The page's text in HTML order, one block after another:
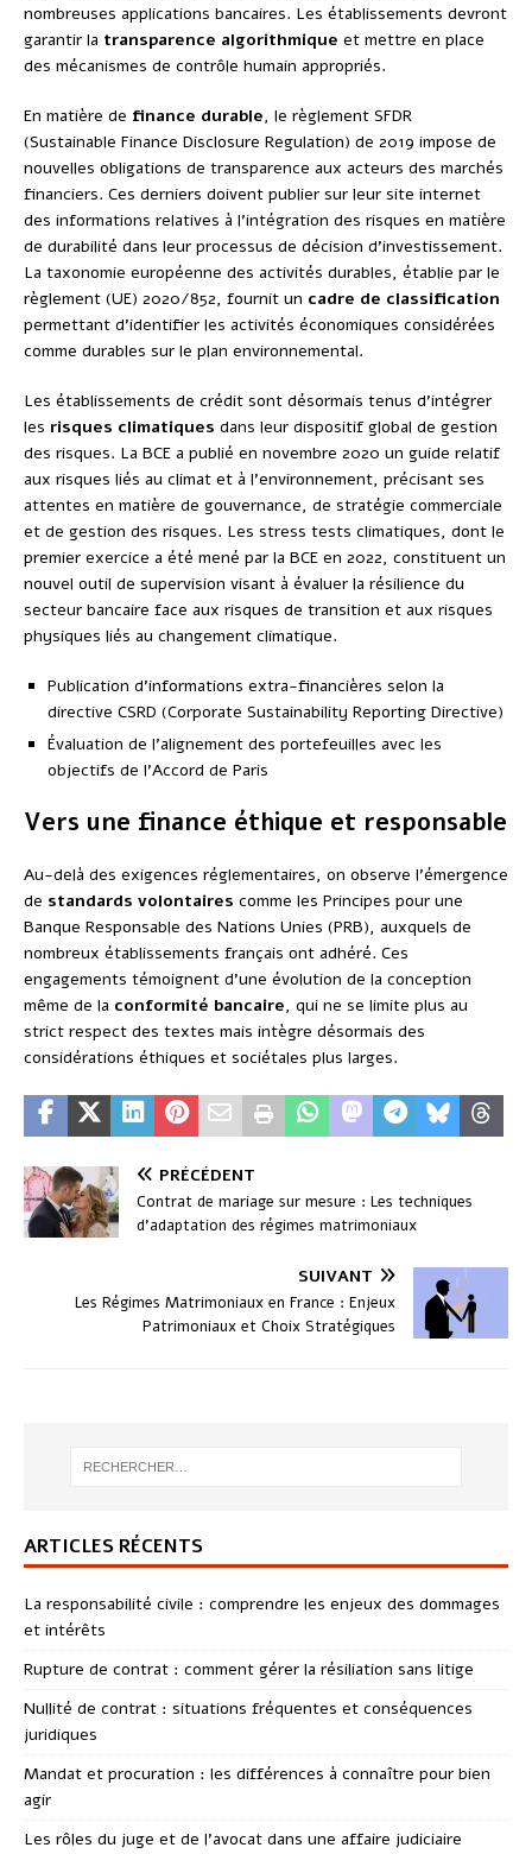
nombreuses applications bancaires. Les établissements devront
garantir la transparence algorithmique et mettre en place
des mécanismes de contrôle humain appropriés.
En matière de finance durable, le règlement SFDR
(Sustainable Finance Disclosure Regulation) de 2019 impose de
nouvelles obligations de transparence aux acteurs des marchés
financiers. Ces derniers doivent publier sur leur site internet
des informations relatives à l’intégration des risques en matière
de durabilité dans leur processus de décision d’investissement.
La taxonomie européenne des activités durables, établie par le
règlement (UE) 2020/852, fournit un cadre de classification
permettant d’identifier les activités économiques considérées
comme durables sur le plan environnemental.
Les établissements de crédit sont désormais tenus d’intégrer
les risques climatiques dans leur dispositif global de gestion
des risques. La BCE a publié en novembre 2020 un guide relatif
aux risques liés au climat et à l’environnement, précisant ses
attentes en matière de gouvernance, de stratégie commerciale
et de gestion des risques. Les stress tests climatiques, dont le
premier exercice a été mené par la BCE en 2022, constituent un
nouvel outil de supervision visant à évaluer la résilience du
secteur bancaire face aux risques de transition et aux risques
physiques liés au changement climatique.
Publication d’informations extra-financières selon la
directive CSRD (Corporate Sustainability Reporting Directive)
Évaluation de l’alignement des portefeuilles avec les
objectifs de l’Accord de Paris
Vers une finance éthique et responsable
Au-delà des exigences réglementaires, on observe l’émergence
de standards volontaires comme les Principes pour une
Banque Responsable des Nations Unies (PRB), auxquels de
nombreux établissements français ont adhéré. Ces
engagements témoignent d’une évolution de la conception
même de la conformité bancaire, qui ne se limite plus au
strict respect des textes mais intègre désormais des
considérations éthiques et sociétales plus larges.
PRÉCÉDENT
Contrat de mariage sur mesure : Les techniques
d’adaptation des régimes matrimoniaux
SUIVANT
Les Régimes Matrimoniaux en France : Enjeux
Patrimoniaux et Choix Stratégiques
ARTICLES RÉCENTS
La responsabilité civile : comprendre les enjeux des dommages
et intérêts
Rupture de contrat : comment gérer la résiliation sans litige
Nullité de contrat : situations fréquentes et conséquences
juridiques
Mandat et procuration : les différences à connaître pour bien
agir
Les rôles du juge et de l’avocat dans une affaire judiciaire